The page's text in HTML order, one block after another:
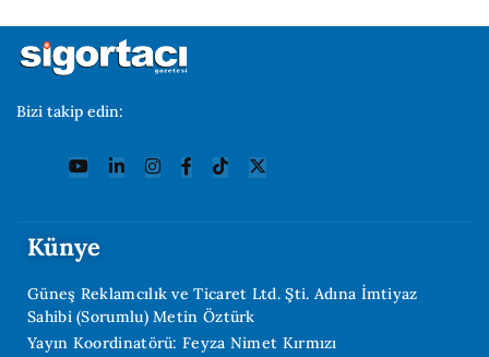
Bizi takip edin:
Künye
Güneş Reklamcılık ve Ticaret Ltd. Şti. Adına İmtiyaz
Sahibi (Sorumlu) Metin Öztürk
Yayın Koordinatörü: Feyza Nimet Kırmızı